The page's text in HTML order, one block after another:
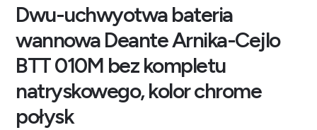
Dwu-uchwyotwa bateria
wannowa Deante Arnika-Cejlo
BTT 010M bez kompletu
natryskowego, kolor chrome
połysk